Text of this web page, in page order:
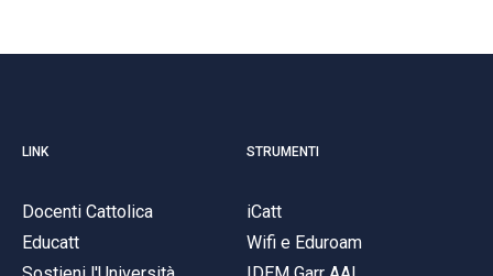
LINK
Docenti Cattolica
Educatt
STRUMENTI
iCatt
Wifi e Eduroam